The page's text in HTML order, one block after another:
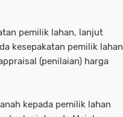
pemilik lahan, lanjut
kesepakatan pemilik lahan
(penilaian) harga
kepada pemilik lahan